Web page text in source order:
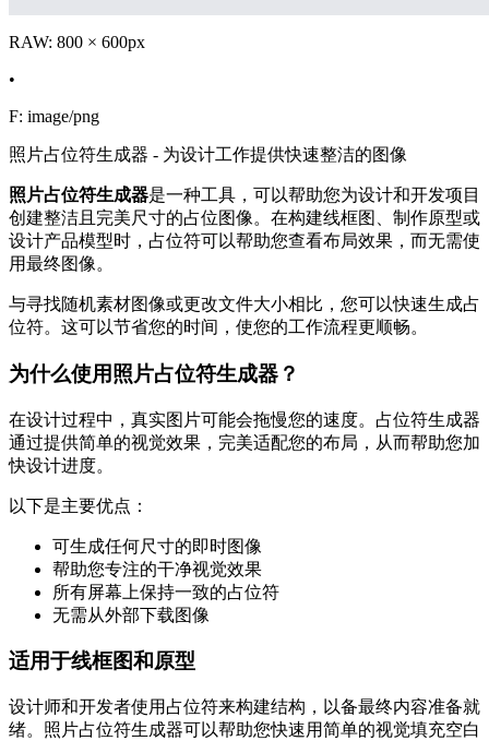
RAW: 800 × 600px
•
F: image/png
照片占位符生成器 - 为设计工作提供快速整洁的图像
照片占位符生成器是一种工具，可以帮助您为设计和开发项目
创建整洁且完美尺寸的占位图像。在构建线框图、制作原型或
设计产品模型时，占位符可以帮助您查看布局效果，而无需使
用最终图像。
与寻找随机素材图像或更改文件大小相比，您可以快速生成占
位符。这可以节省您的时间，使您的工作流程更顺畅。
为什么使用照片占位符生成器？
在设计过程中，真实图片可能会拖慢您的速度。占位符生成器
通过提供简单的视觉效果，完美适配您的布局，从而帮助您加
快设计进度。
以下是主要优点：
可生成任何尺寸的即时图像
帮助您专注的干净视觉效果
所有屏幕上保持一致的占位符
无需从外部下载图像
适用于线框图和原型
设计师和开发者使用占位符来构建结构，以备最终内容准备就
绪。照片占位符生成器可以帮助您快速用简单的视觉填充空白